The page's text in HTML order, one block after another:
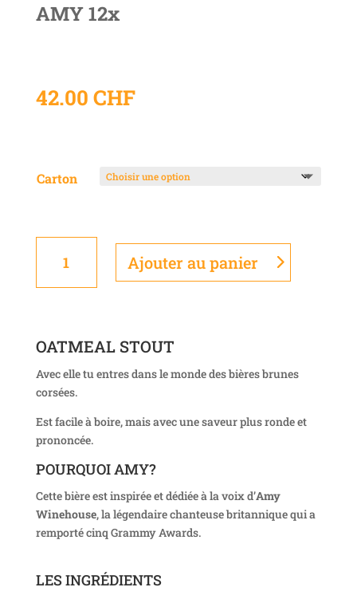
AMY 12x
42.00 CHF
Carton
Ajouter au panier
OATMEAL STOUT
Avec elle tu entres dans le monde des bières brunes
corsées.
Est facile à boire, mais avec une saveur plus ronde et
prononcée.
POURQUOI AMY?
Cette bière est inspirée et dédiée à la voix d’Amy
Winehouse, la légendaire chanteuse britannique qui a
remporté cinq Grammy Awards.
LES INGRÉDIENTS